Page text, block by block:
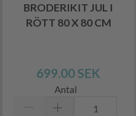
BRODERIKIT JUL I
RÖTT 80 X 80 CM
699.00 SEK
Antal